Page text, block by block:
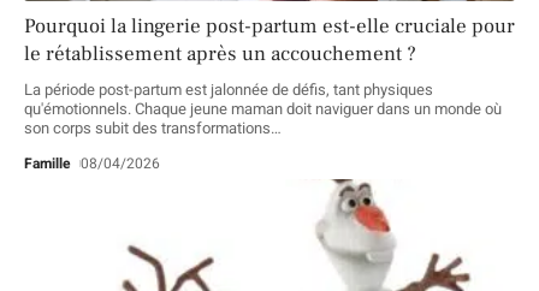
Pourquoi la lingerie post-partum est-elle cruciale pour
le rétablissement après un accouchement ?
La période post-partum est jalonnée de défis, tant physiques
qu'émotionnels. Chaque jeune maman doit naviguer dans un monde où
son corps subit des transformations…
Famille 08/04/2026